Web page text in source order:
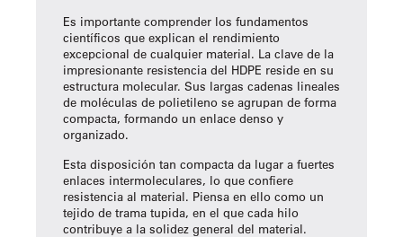
Es importante comprender los fundamentos
científicos que explican el rendimiento
excepcional de cualquier material. La clave de la
impresionante resistencia del HDPE reside en su
estructura molecular. Sus largas cadenas lineales
de moléculas de polietileno se agrupan de forma
compacta, formando un enlace denso y
organizado.
Esta disposición tan compacta da lugar a fuertes
enlaces intermoleculares, lo que confiere
resistencia al material. Piensa en ello como un
tejido de trama tupida, en el que cada hilo
contribuye a la solidez general del material.